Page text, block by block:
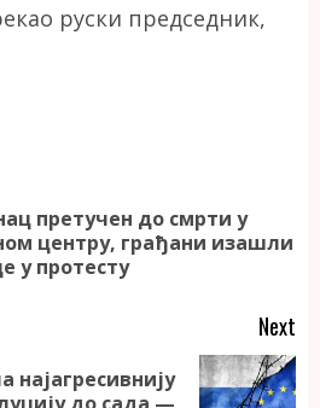
руски председник,
претучен до смрти у
центру, грађани изашли
у протесту
Next
најагресивнију